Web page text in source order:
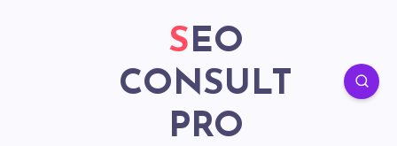
SEO
CONSULT
PRO